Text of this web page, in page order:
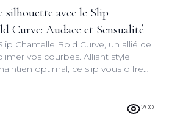
silhouette avec le Slip
Curve: Audace et Sensualité
Chantelle Bold Curve, un allié de
vos courbes. Alliant style
optimal, ce slip vous offre
et une confiance
200